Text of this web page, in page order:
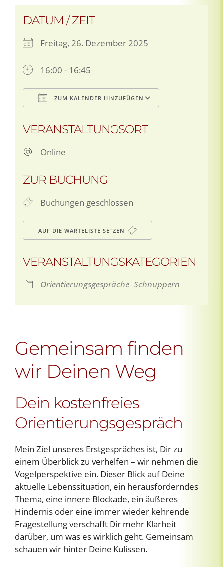
DATUM / ZEIT
Freitag, 26. Dezember 2025
16:00 - 16:45
ZUM KALENDER HINZUFÜGEN
VERANSTALTUNGSORT
Online
ZUR BUCHUNG
Buchungen geschlossen
AUF DIE WARTELISTE SETZEN
VERANSTALTUNGSKATEGORIEN
Orientierungsgespräche Schnuppern
Gemeinsam finden
wir Deinen Weg
Dein kostenfreies
Orientierungsgespräch
Mein Ziel unseres Erstgespräches ist, Dir zu
einem Überblick zu verhelfen – wir nehmen die
Vogelperspektive ein. Dieser Blick auf Deine
aktuelle Lebenssituation, ein herausforderndes
Thema, eine innere Blockade, ein äußeres
Hindernis oder eine immer wieder kehrende
Fragestellung verschafft Dir mehr Klarheit
darüber, um was es wirklich geht. Gemeinsam
schauen wir hinter Deine Kulissen.